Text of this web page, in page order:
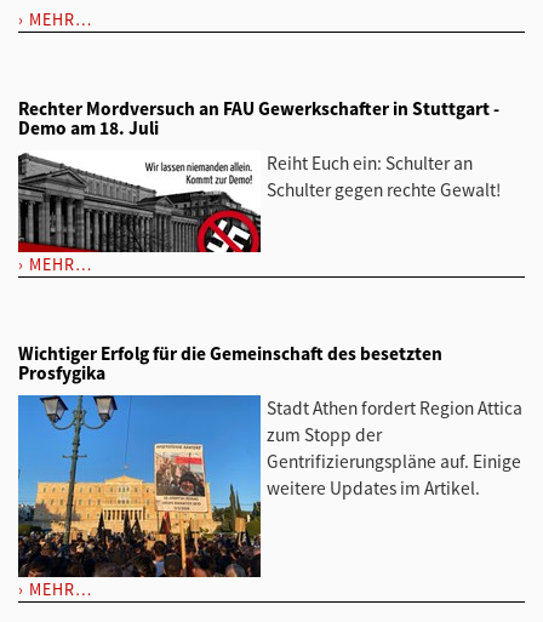
MEHR…
Rechter Mordversuch an FAU Gewerkschafter in Stuttgart -
Demo am 18. Juli
Reiht Euch ein: Schulter an
Schulter gegen rechte Gewalt!
MEHR…
Wichtiger Erfolg für die Gemeinschaft des besetzten
Prosfygika
Stadt Athen fordert Region Attica
zum Stopp der
Gentrifizierungspläne auf. Einige
weitere Updates im Artikel.
MEHR…